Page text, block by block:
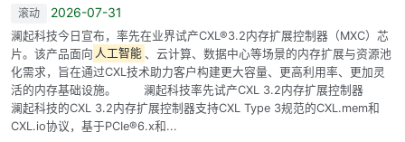
滚动 2026-07-31
澜起科技今日宣布，率先在业界试产CXL®3.2内存扩展控制器（MXC）芯
片。该产品面向 人工智能 、云计算、数据中心等场景的内存扩展与资源池
化需求，旨在通过CXL技术助力客户构建更大容量、更高利用率、更加灵
活的内存基础设施。 澜起科技率先试产CXL 3.2内存扩展控制器
澜起科技的CXL 3.2内存扩展控制器支持CXL Type 3规范的CXL.mem和
CXL.io协议，基于PCIe®6.x和...